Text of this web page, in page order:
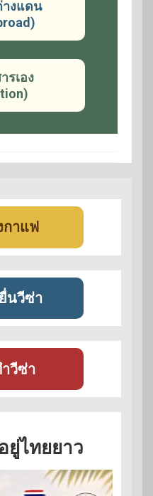
งแดน
รเอง
กาแฟ
ยื่นวีซ่า
วีซ่า
ยู่ไทยยาว